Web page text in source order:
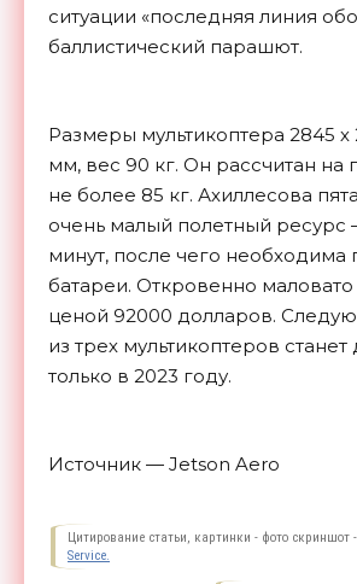
ситуации «последняя линия
баллистический парашют.
Размеры мультикоптера 2845 х
мм, вес 90 кг. Он рассчитан на
не более 85 кг. Ахиллесова
очень малый полетный ресурс
минут, после чего необходима
батареи. Откровенно
ценой 92000 долларов.
из трех мультикоптеров станет
только в 2023 году.
Источник — Jetson Aero
Цитирование статьи, картинки - фото скриншот -
Service.